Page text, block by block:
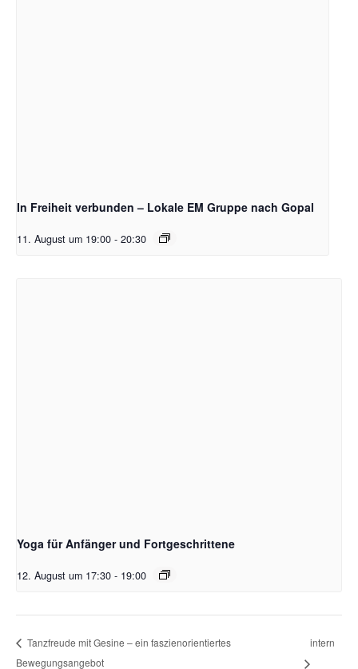
In Freiheit verbunden – Lokale EM Gruppe nach Gopal
11. August um 19:00 - 20:30
Yoga für Anfänger und Fortgeschrittene
12. August um 17:30 - 19:00
Tanzfreude mit Gesine – ein faszienorientiertes
Bewegungsangebot
intern